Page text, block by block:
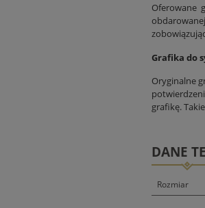
Oferowane
Grafika do
Oryginalne
grafikę.
DANE
Rozmiar